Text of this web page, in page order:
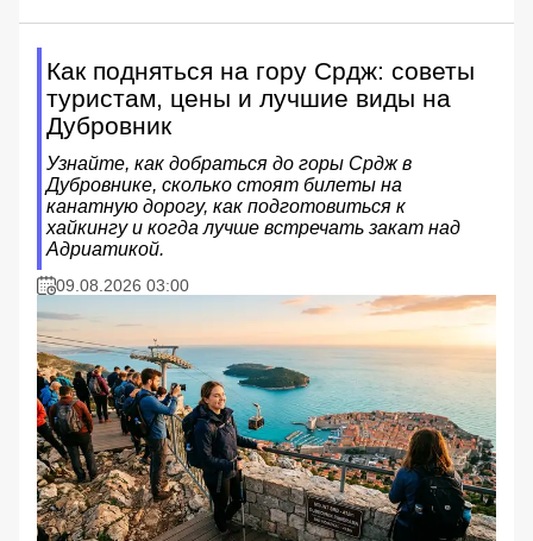
Как подняться на гору Срдж: советы
туристам, цены и лучшие виды на
Дубровник
Узнайте, как добраться до горы Срдж в
Дубровнике, сколько стоят билеты на
канатную дорогу, как подготовиться к
хайкингу и когда лучше встречать закат над
Адриатикой.
09.08.2026 03:00